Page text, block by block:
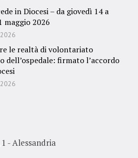
in Diocesi – da giovedì 14 a
maggio 2026
le realtà di volontariato
dell’ospedale: firmato l’accordo
- Alessandria